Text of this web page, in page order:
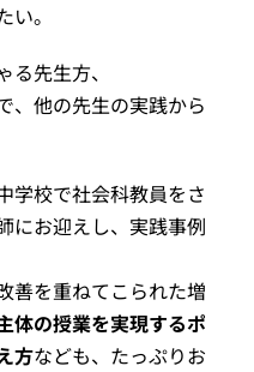
。
先生方、
、他の先生の実践から
学校で社会科教員をさ
にお迎えし、実践事例
善を重ねてこられた増
体の授業を実現するポ
方なども、たっぷりお